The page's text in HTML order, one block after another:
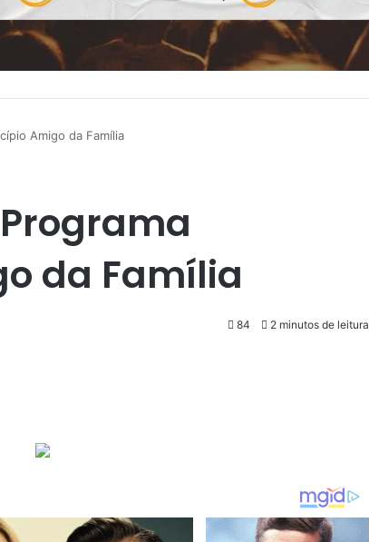
Amigo da Família
da Família
84 2 minutos de leitura